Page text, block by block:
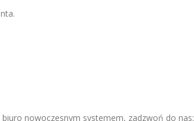
nowoczesnym systemem, zadzwoń do nas: